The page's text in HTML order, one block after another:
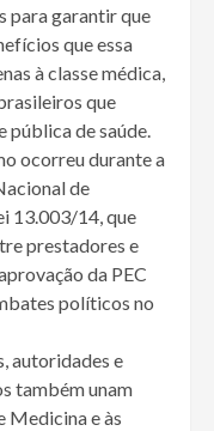
para garantir que
que essa
à classe médica,
que
pública de saúde.
ocorreu durante a
de
13.003/14, que
prestadores e
da PEC
políticos no
autoridades e
também unam
Medicina e às